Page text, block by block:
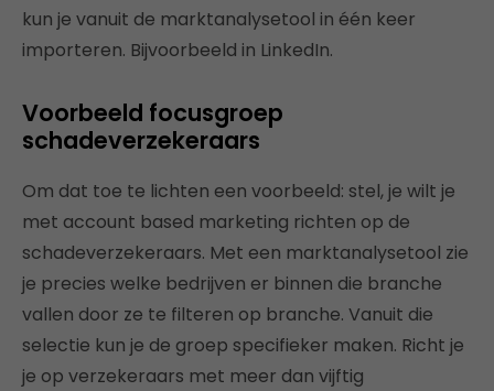
kun je vanuit de marktanalysetool in één keer
importeren. Bijvoorbeeld in LinkedIn.
Voorbeeld focusgroep
schadeverzekeraars
Om dat toe te lichten een voorbeeld: stel, je wilt je
met account based marketing richten op de
schadeverzekeraars. Met een marktanalysetool zie
je precies welke bedrijven er binnen die branche
vallen door ze te filteren op branche. Vanuit die
selectie kun je de groep specifieker maken. Richt je
je op verzekeraars met meer dan vijftig